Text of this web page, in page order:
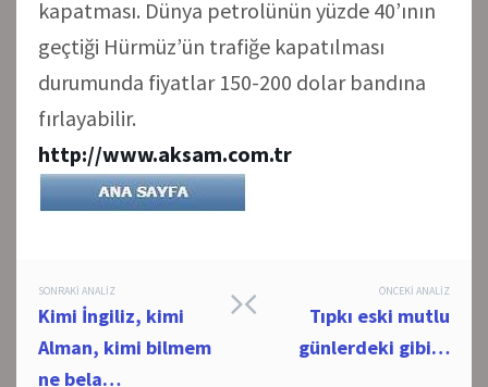
kapatması. Dünya petrolünün yüzde 40’ının
geçtiği Hürmüz’ün trafiğe kapatılması
durumunda fiyatlar 150-200 dolar bandına
fırlayabilir.
http://www.aksam.com.tr
Post
navigation
ÖNCEKI ANALIZ
Tıpkı eski mutlu
günlerdeki gibi…
SONRAKI ANALIZ
Kimi İngiliz, kimi
Alman, kimi bilmem
ne bela…